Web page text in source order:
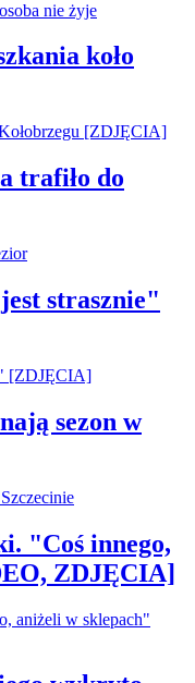
koło
trafiło do
strasznie"
sezon w
"Coś innego,
ZDJĘCIA]